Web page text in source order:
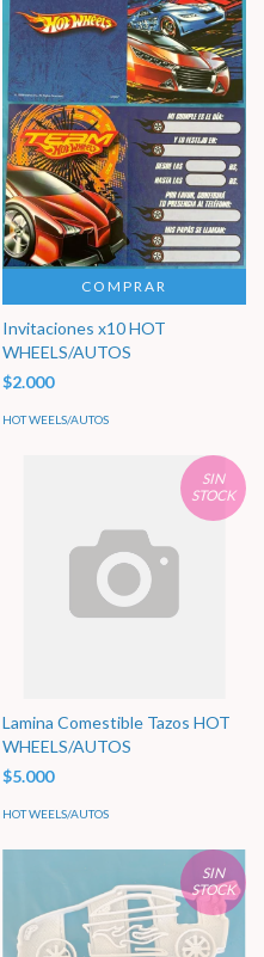
COMPRAR
Invitaciones x10 HOT
WHEELS/AUTOS
$2.000
HOT WEELS/AUTOS
SIN
STOCK
Lamina Comestible Tazos HOT
WHEELS/AUTOS
$5.000
HOT WEELS/AUTOS
SIN
STOCK